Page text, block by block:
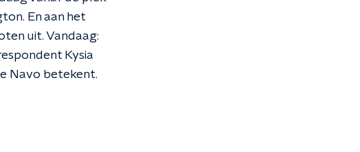
En aan het
uit. Vandaag:
Kysia
Navo betekent.